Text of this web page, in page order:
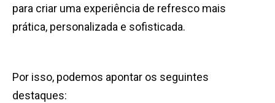
para criar uma experiência de refresco mais
prática, personalizada e sofisticada.
Por isso, podemos apontar os seguintes
destaques: